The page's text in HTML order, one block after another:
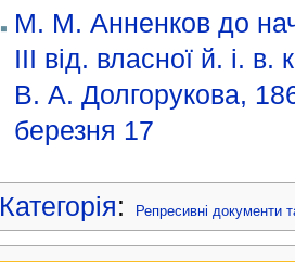
М. М. Анненков до
ІІІ від. власної й. і. в.
В. А. Долгорукова,
березня 17
Категорія: Репресивні документи